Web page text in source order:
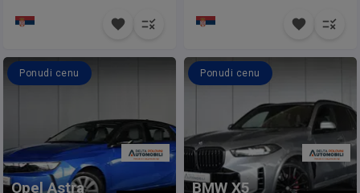
Opel Astra
Ponudi cenu
BMW X5
Ponudi cenu